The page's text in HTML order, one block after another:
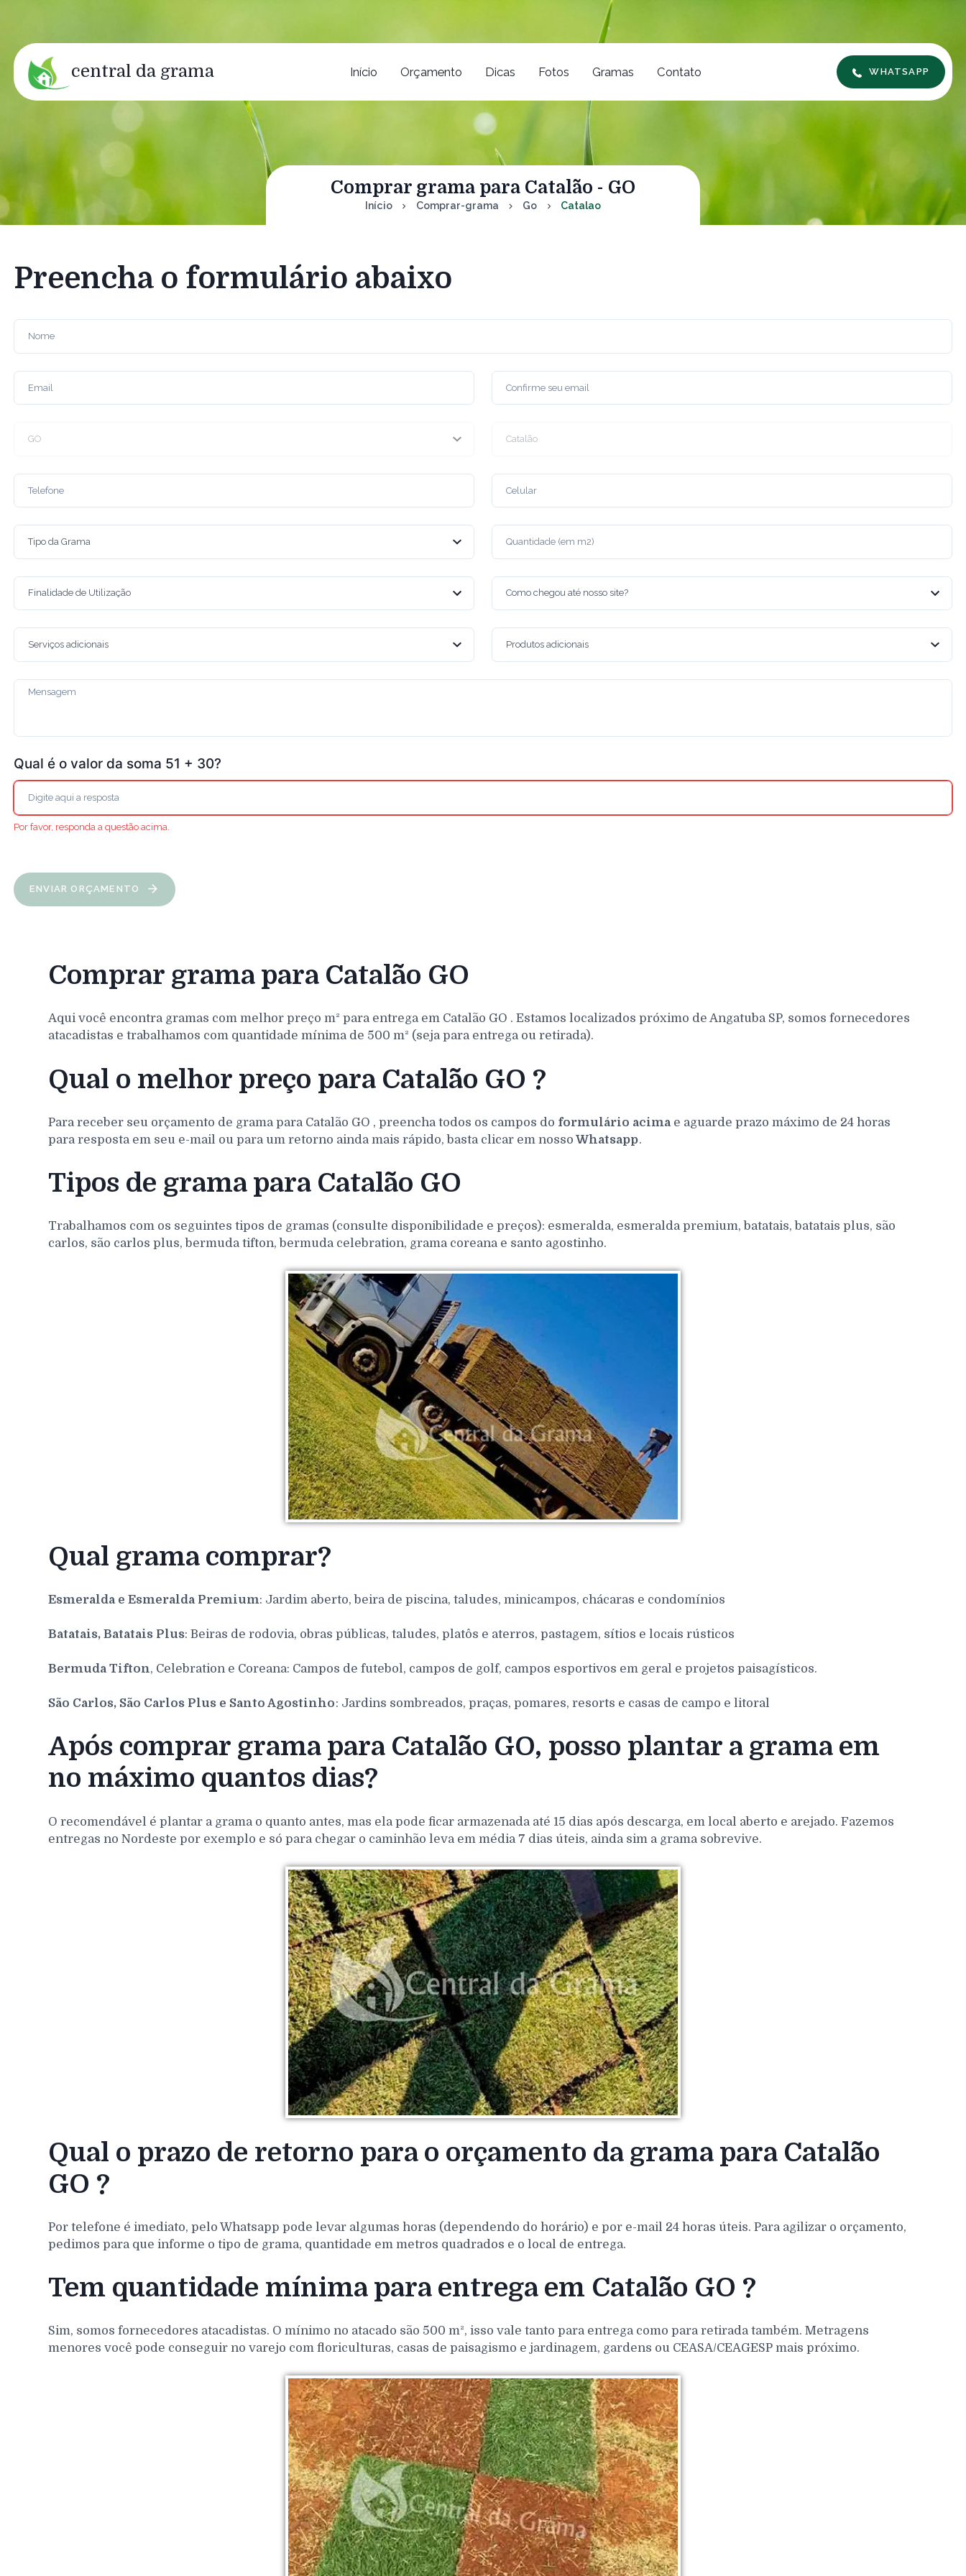
central da grama Início Orçamento Dicas Fotos Gramas Contato WHATSAPP
Comprar grama para Catalão - GO
Início Comprar-grama Go Catalao
Preencha o formulário abaixo
Qual é o valor da soma 51 + 30?
Por favor, responda a questão acima.
ENVIAR ORÇAMENTO
Comprar grama para Catalão GO
Aqui você encontra gramas com melhor preço m² para entrega em Catalão GO . Estamos localizados próximo de Angatuba SP, somos fornecedores
atacadistas e trabalhamos com quantidade mínima de 500 m² (seja para entrega ou retirada).
Qual o melhor preço para Catalão GO ?
Para receber seu orçamento de grama para Catalão GO , preencha todos os campos do formulário acima e aguarde prazo máximo de 24 horas
para resposta em seu e-mail ou para um retorno ainda mais rápido, basta clicar em nosso Whatsapp.
Tipos de grama para Catalão GO
Trabalhamos com os seguintes tipos de gramas (consulte disponibilidade e preços): esmeralda, esmeralda premium, batatais, batatais plus, são
carlos, são carlos plus, bermuda tifton, bermuda celebration, grama coreana e santo agostinho.
Qual grama comprar?
Esmeralda e Esmeralda Premium: Jardim aberto, beira de piscina, taludes, minicampos, chácaras e condomínios
Batatais, Batatais Plus: Beiras de rodovia, obras públicas, taludes, platôs e aterros, pastagem, sítios e locais rústicos
Bermuda Tifton, Celebration e Coreana: Campos de futebol, campos de golf, campos esportivos em geral e projetos paisagísticos.
São Carlos, São Carlos Plus e Santo Agostinho: Jardins sombreados, praças, pomares, resorts e casas de campo e litoral
Após comprar grama para Catalão GO, posso plantar a grama em
no máximo quantos dias?
O recomendável é plantar a grama o quanto antes, mas ela pode ficar armazenada até 15 dias após descarga, em local aberto e arejado. Fazemos
entregas no Nordeste por exemplo e só para chegar o caminhão leva em média 7 dias úteis, ainda sim a grama sobrevive.
Qual o prazo de retorno para o orçamento da grama para Catalão
GO ?
Por telefone é imediato, pelo Whatsapp pode levar algumas horas (dependendo do horário) e por e-mail 24 horas úteis. Para agilizar o orçamento,
pedimos para que informe o tipo de grama, quantidade em metros quadrados e o local de entrega.
Tem quantidade mínima para entrega em Catalão GO ?
Sim, somos fornecedores atacadistas. O mínimo no atacado são 500 m², isso vale tanto para entrega como para retirada também. Metragens
menores você pode conseguir no varejo com floriculturas, casas de paisagismo e jardinagem, gardens ou CEASA/CEAGESP mais próximo.